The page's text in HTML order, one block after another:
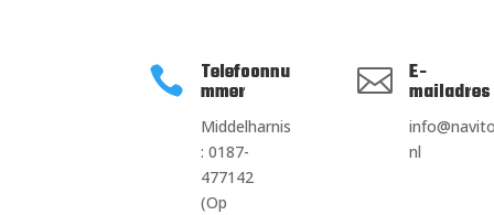
 Telefoonnu
mmer
Middelharnis
: 0187-
477142
(Op
 E-
mailadres
nl